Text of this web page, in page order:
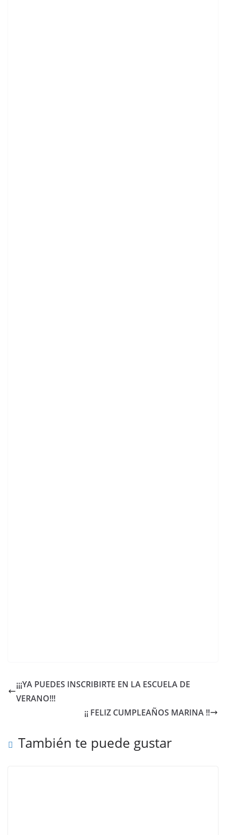
¡¡¡YA PUEDES INSCRIBIRTE EN LA ESCUELA DE
VERANO!!!
¡¡ FELIZ CUMPLEAÑOS MARINA !!
También te puede gustar